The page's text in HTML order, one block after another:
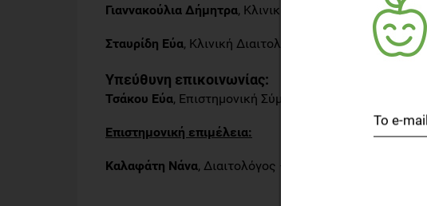
Γιαννακούλια Δήμητρα, Κλινική Διαιτολόγος –
Σταυρίδη Εύα, Κλινική Διαιτολόγος – Διατροφολόγος
Υπεύθυνη επικοινωνίας:
Τσάκου Εύα, Επιστημονική Σύμβουλος Επικοινωνίας
Επιστημονική επιμέλεια:
Καλαφάτη Νάνα, Διαιτολόγος – Διατροφολόγος, PhDc